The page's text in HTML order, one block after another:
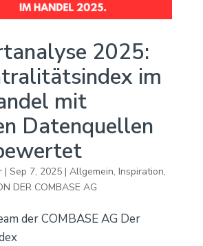
2025:
im
mit
Datenquellen
| Sep 7, 2025| Allgemein, Inspiration,
DER COMBASE AG
der COMBASE AG Der